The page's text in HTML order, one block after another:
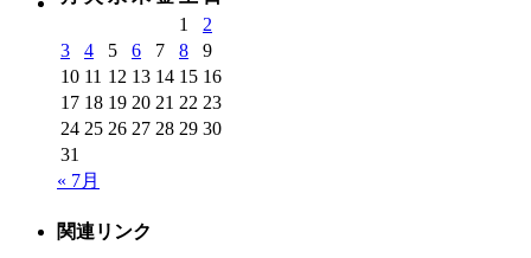
1
2
3
4 5 6 7 8
9
10 11 12 13 14 15 16
17 18 19 20 21 22 23
24 25 26 27 28 29 30
31
« 7月
関連リンク